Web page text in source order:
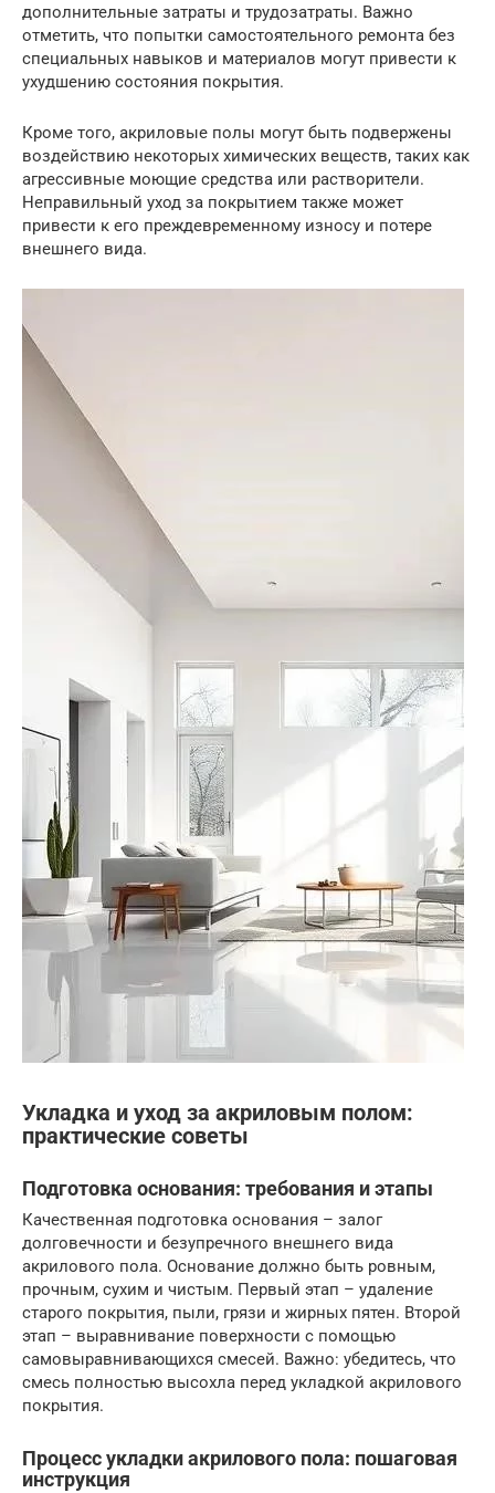
дополнительные затраты и трудозатраты. Важно
отметить, что попытки самостоятельного ремонта без
специальных навыков и материалов могут привести к
ухудшению состояния покрытия.
Кроме того, акриловые полы могут быть подвержены
воздействию некоторых химических веществ, таких как
агрессивные моющие средства или растворители.
Неправильный уход за покрытием также может
привести к его преждевременному износу и потере
внешнего вида.
Укладка и уход за акриловым полом:
практические советы
Подготовка основания: требования и этапы
Качественная подготовка основания – залог
долговечности и безупречного внешнего вида
акрилового пола. Основание должно быть ровным,
прочным, сухим и чистым. Первый этап – удаление
старого покрытия, пыли, грязи и жирных пятен. Второй
этап – выравнивание поверхности с помощью
самовыравнивающихся смесей. Важно: убедитесь, что
смесь полностью высохла перед укладкой акрилового
покрытия.
Процесс укладки акрилового пола: пошаговая
инструкция